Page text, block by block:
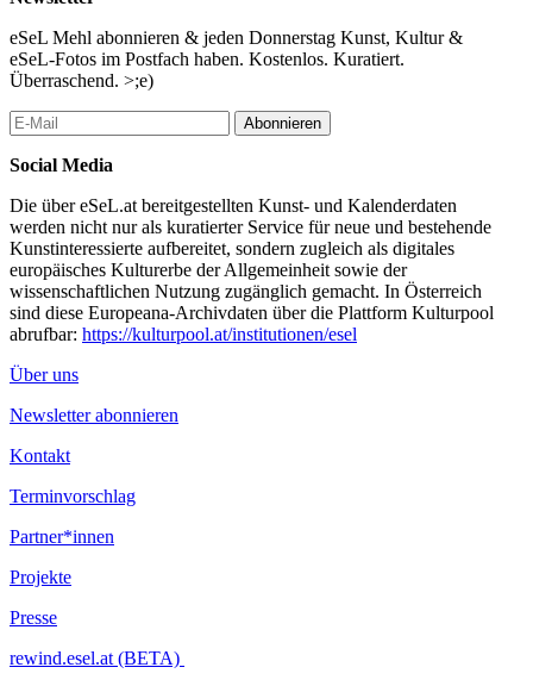
eSeL Mehl abonnieren & jeden Donnerstag Kunst, Kultur &
eSeL-Fotos im Postfach haben. Kostenlos. Kuratiert.
Überraschend. >;e)
Abonnieren
Social Media
Die über eSeL.at bereitgestellten Kunst- und Kalenderdaten
werden nicht nur als kuratierter Service für neue und bestehende
Kunstinteressierte aufbereitet, sondern zugleich als digitales
europäisches Kulturerbe der Allgemeinheit sowie der
wissenschaftlichen Nutzung zugänglich gemacht. In Österreich
sind diese Europeana-Archivdaten über die Plattform Kulturpool
abrufbar: https://kulturpool.at/institutionen/esel
Über uns
Newsletter abonnieren
Kontakt
Terminvorschlag
Partner*innen
Projekte
Presse
rewind.esel.at (BETA)